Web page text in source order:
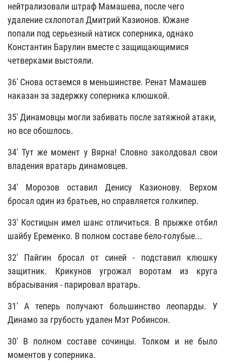
нейтрализовали штраф Мамашева, после чего
удаление схлопотал Дмитрий Казионов. Южане
попали под серьезный натиск соперника, однако
Константин Барулин вместе с защищающимися
четверками выстояли.
36' Снова остаемся в меньшинстве. Ренат Мамашев
наказан за задержку соперника клюшкой.
35' Динамовцы могли забивать после затяжной атаки,
но все обошлось.
34' Тут же момент у Вярна! Словно заколдовал свои
владения вратарь динамовцев.
34' Морозов оставил Денису Казионову. Верхом
бросал один из братьев, но справляется голкипер.
33' Костицын имел шанс отличиться. В прыжке отбил
шайбу Еременко. В полном составе бело-голубые...
32' Пайгин бросал от синей - подставил клюшку
защитник. Крикунов угрожал воротам из круга
вбрасывания - парировал вратарь.
31' А теперь получают большинство леопарды. У
Динамо за грубость удален Мэт Робинсон.
30' В полном составе сочинцы. Толком и не было
моментов у соперника.